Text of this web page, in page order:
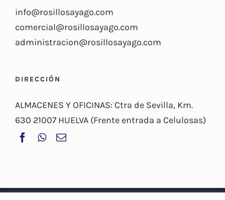
info@rosillosayago.com
comercial@rosillosayago.com
administracion@rosillosayago.com
DIRECCIÓN
ALMACENES Y OFICINAS: Ctra de Sevilla, Km.
630 21007 HUELVA (Frente entrada a Celulosas)